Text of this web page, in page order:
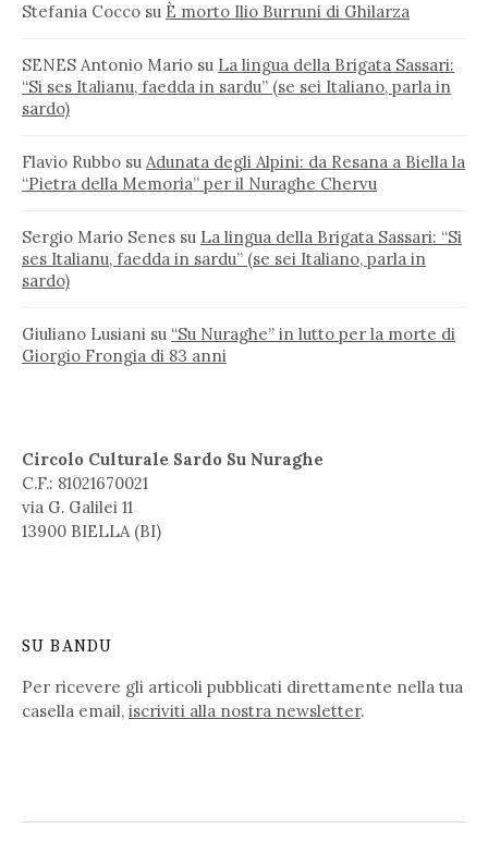
Stefania Cocco su È morto Ilio Burruni di Ghilarza
SENES Antonio Mario su La lingua della Brigata Sassari:
“Si ses Italianu, faedda in sardu” (se sei Italiano, parla in
sardo)
Flavio Rubbo su Adunata degli Alpini: da Resana a Biella la
“Pietra della Memoria” per il Nuraghe Chervu
Sergio Mario Senes su La lingua della Brigata Sassari: “Si
ses Italianu, faedda in sardu” (se sei Italiano, parla in
sardo)
Giuliano Lusiani su “Su Nuraghe” in lutto per la morte di
Giorgio Frongia di 83 anni
Circolo Culturale Sardo Su Nuraghe
C.F.: 81021670021
via G. Galilei 11
13900 BIELLA (BI)
SU BANDU
Per ricevere gli articoli pubblicati direttamente nella tua
casella email, iscriviti alla nostra newsletter.